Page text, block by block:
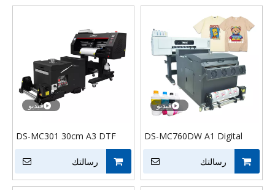
فيديو
DS-MC301 30cm A3 DTF
PET Film Printer مع رؤوس
XP600 وآلة هزت مسحوق
رسالتك
فيديو
DS-MC760DW A1 Digital
DTF Printer 60cm Transfer
Transfer Film 2 أو 4 Head
70cm DTF Machine
رسالتك